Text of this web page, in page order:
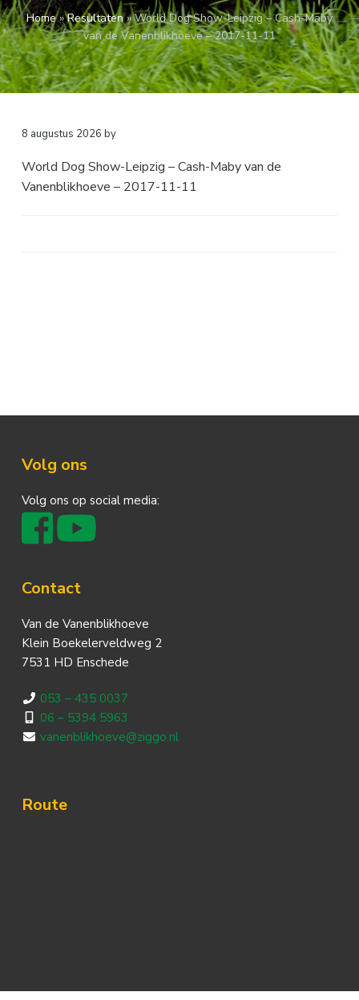
a
v
i
g
a
o
u
d
k
s
t
Home»Resultaten»World Dog Show-Leipzig – Cash-Maby
van de Vanenblikhoeve – 2017-11-11
8 augustus 2026 by
World Dog Show-Leipzig – Cash-Maby van de
Vanenblikhoeve – 2017-11-11
Footer
Volg ons
Volg ons op social media:
Contact
Van de Vanenblikhoeve
Klein Boekelerveldweg 2
7531 HD Enschede
053 – 435 0037
06 – 5394 5963
vanenblikhoeve@ziggo.nl
Route